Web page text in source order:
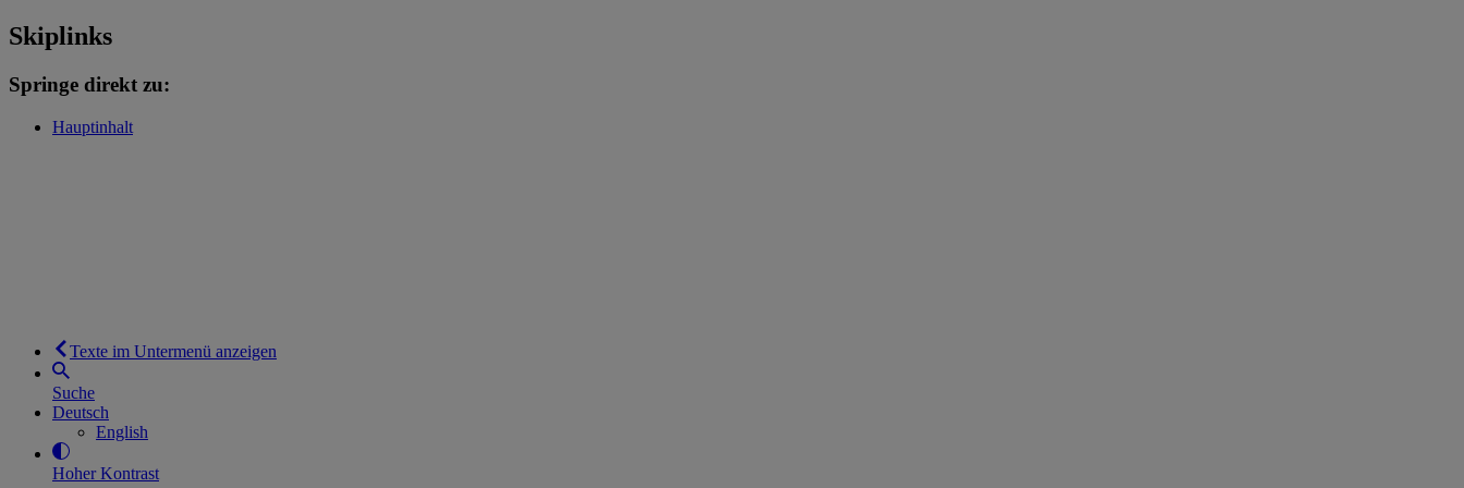
Skiplinks
Springe direkt zu:
Hauptinhalt
Texte im Untermenü anzeigen
Suche
Deutsch
English
Hoher Kontrast